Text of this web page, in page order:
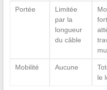
Portée
Limitée
par la
longueur
du câble
Mobilité Aucune
le